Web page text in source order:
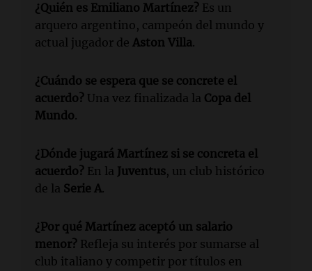
¿Quién es Emiliano Martínez? Es un
arquero argentino, campeón del mundo y
actual jugador de Aston Villa.
¿Cuándo se espera que se concrete el
acuerdo? Una vez finalizada la Copa del
Mundo.
¿Dónde jugará Martínez si se concreta el
acuerdo? En la Juventus, un club histórico
de la Serie A.
¿Por qué Martínez aceptó un salario
menor? Refleja su interés por sumarse al
club italiano y competir por títulos en